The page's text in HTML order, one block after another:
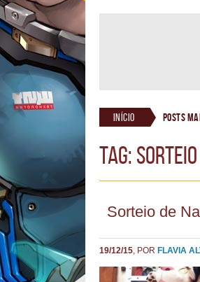
Início Posts
TAG: sorteio
Sorteio de
19/12/15, POR FLAVIA